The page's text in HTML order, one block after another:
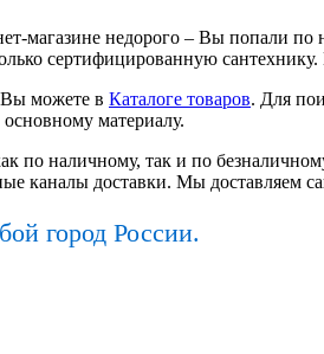
магазине недорого – Вы попали
сертифицированную
можете в Каталоге товаров. Для
материалу.
по наличному, так и по
каналы доставки. Мы доставляем
город России.